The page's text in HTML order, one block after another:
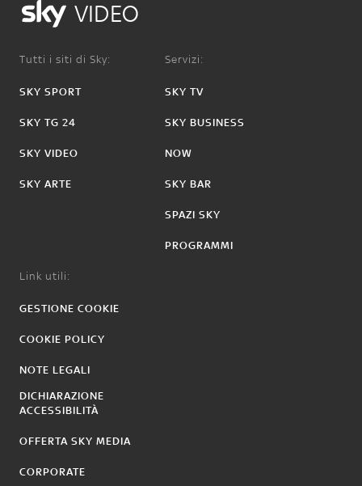
VIDEO
Tutti i siti di Sky:
SKY SPORT
SKY TG 24
SKY VIDEO
SKY ARTE
Servizi:
SKY TV
SKY BUSINESS
NOW
SKY BAR
SPAZI SKY
PROGRAMMI
Link utili:
GESTIONE COOKIE
COOKIE POLICY
NOTE LEGALI
DICHIARAZIONE
ACCESSIBILITÀ
OFFERTA SKY MEDIA
CORPORATE